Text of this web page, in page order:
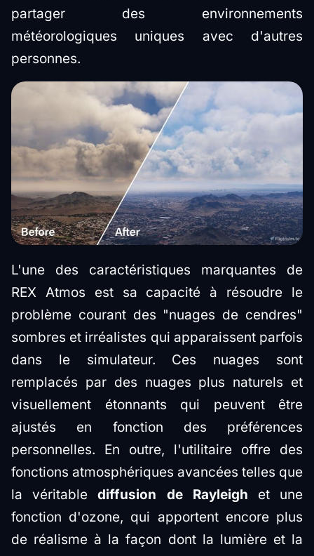
partager des environnements
météorologiques uniques avec d'autres
personnes.
L'une des caractéristiques marquantes de
REX Atmos est sa capacité à résoudre le
problème courant des "nuages de cendres"
sombres et irréalistes qui apparaissent parfois
dans le simulateur. Ces nuages sont
remplacés par des nuages plus naturels et
visuellement étonnants qui peuvent être
ajustés en fonction des préférences
personnelles. En outre, l'utilitaire offre des
fonctions atmosphériques avancées telles que
la véritablediffusion de Rayleigh et une
fonction d'ozone, qui apportent encore plus
de réalisme à la façon dont la lumière et la